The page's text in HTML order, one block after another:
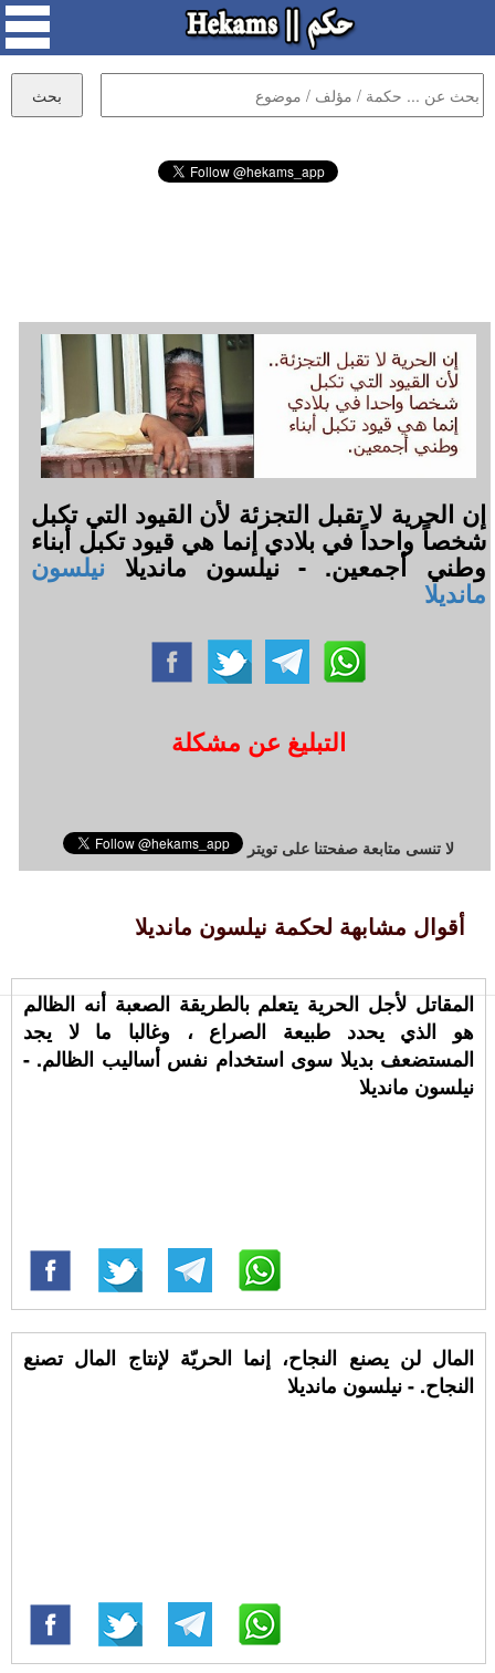
إن الحرية لا تقبل التجزئة لأن القيود التي تكبل
شخصاً واحداً في بلادي إنما هي قيود تكبل أبناء
وطني أجمعين. - نيلسون مانديلا نيلسون
مانديلا
التبليغ عن مشكلة
لا تنسى متابعة صفحتنا على تويتر
أقوال مشابهة لحكمة نيلسون مانديلا
المقاتل لأجل الحرية يتعلم بالطريقة الصعبة أنه الظالم
هو الذي يحدد طبيعة الصراع ، وغالبا ما لا يجد
المستضعف بديلا سوى استخدام نفس أساليب الظالم. -
نيلسون مانديلا
المال لن يصنع النجاح، إنما الحريّة لإنتاج المال تصنع
النجاح. - نيلسون مانديلا